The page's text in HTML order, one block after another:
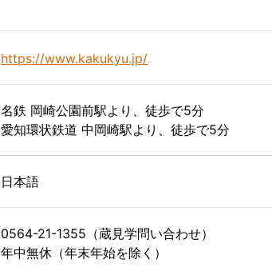
https://www.kakukyu.jp/
名鉄 岡崎公園前駅より、徒歩で5分
愛知環状鉄道 中岡崎駅より、徒歩で5分
日本語
0564-21-1355（蔵見学問い合わせ）
年中無休（年末年始を除く）